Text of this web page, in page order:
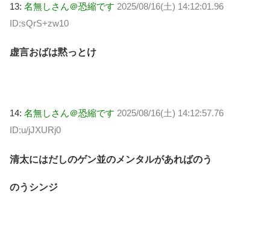
13: 名無しさん＠恐縮です 2025/08/16(土) 14:12:01.96
ID:sQrS+zw10
虚言おばは黙っとけ
14: 名無しさん＠恐縮です 2025/08/16(土) 14:12:57.76
ID:u/jJXURj0
清太にはだしのゲン並のメンタルがあればのう
のうシンジ